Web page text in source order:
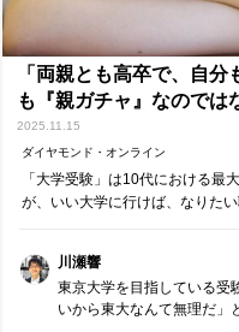
「両親とも高卒で、自
も『親ガチャ』なのでは
関係はあるのか考える
2025.11.15
ダイヤモンド・オンライン
「大学受験」は10代における最
が、いい大学に行けば、なりた
川瀬響
東京大学を目指している受
いから東大なんて無理だ」